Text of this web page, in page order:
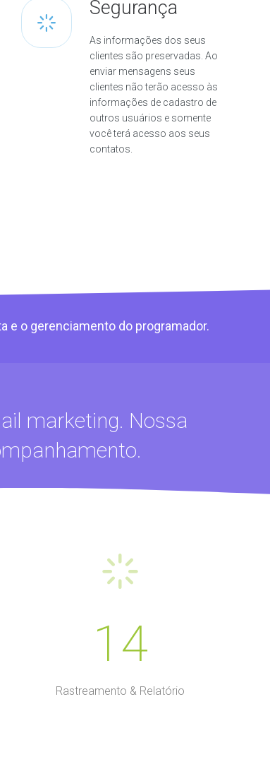
Segurança
As informações dos seus
clientes são preservadas. Ao
enviar mensagens seus
clientes não terão acesso às
informações de cadastro de
outros usuários e somente
você terá acesso aos seus
contatos.
e o gerenciamento do programador.
marketing. Nossa
14
Rastreamento & Relatório